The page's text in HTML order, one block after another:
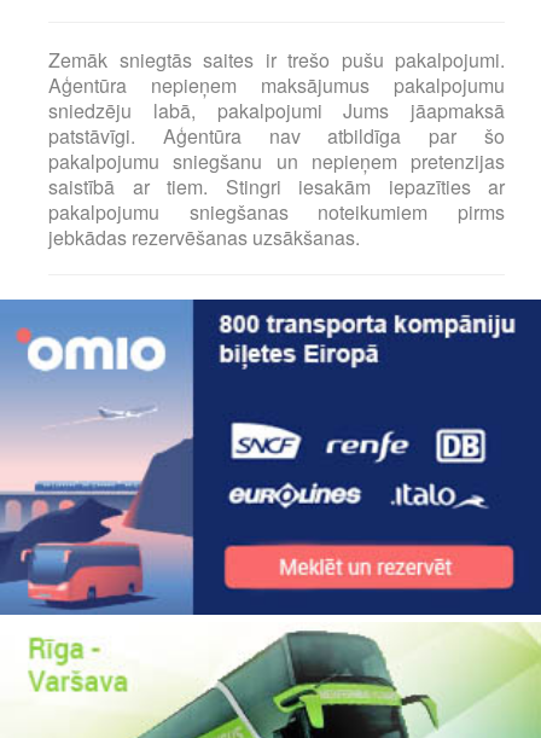
Zemāk sniegtās saites ir trešo pušu pakalpojumi.
Aģentūra nepieņem maksājumus pakalpojumu
sniedzēju labā, pakalpojumi Jums jāapmaksā
patstāvīgi. Aģentūra nav atbildīga par šo
pakalpojumu sniegšanu un nepieņem pretenzijas
saistībā ar tiem. Stingri iesakām iepazīties ar
pakalpojumu sniegšanas noteikumiem pirms
jebkādas rezervēšanas uzsākšanas.